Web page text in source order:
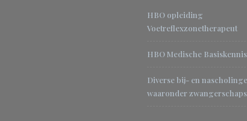
HBO opleiding
Voetreflexzonetherapeut
HBO Medische
Diverse bij- en
waaronder